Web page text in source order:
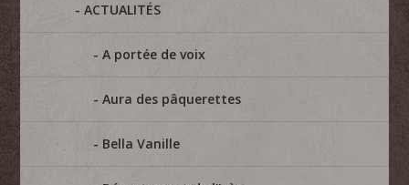
ACTUALITÉS
A portée de voix
Aura des pâquerettes
Bella Vanille